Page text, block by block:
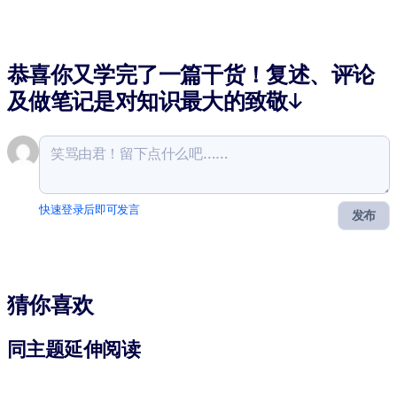
恭喜你又学完了一篇干货！复述、评论
及做笔记是对知识最大的致敬↓
发布
快速登录后即可发言
猜你喜欢
同主题延伸阅读